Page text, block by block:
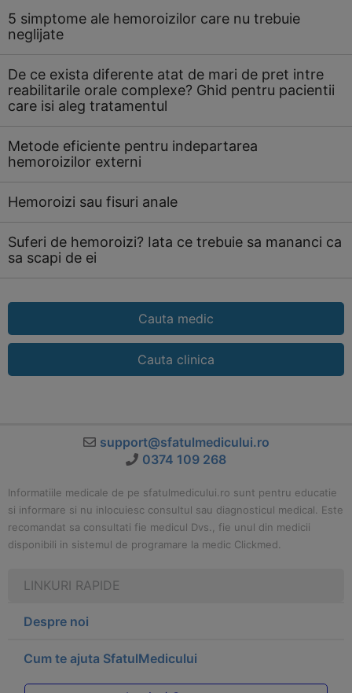
5 simptome ale hemoroizilor care nu trebuie
neglijate
De ce exista diferente atat de mari de pret intre
reabilitarile orale complexe? Ghid pentru pacientii
care isi aleg tratamentul
Metode eficiente pentru indepartarea
hemoroizilor externi
Hemoroizi sau fisuri anale
Suferi de hemoroizi? Iata ce trebuie sa mananci ca
sa scapi de ei
Cauta medic
Cauta clinica
support@sfatulmedicului.ro
0374 109 268
Informatiile medicale de pe sfatulmedicului.ro sunt pentru educatie
si informare si nu inlocuiesc consultul sau diagnosticul medical. Este
recomandat sa consultati fie medicul Dvs., fie unul din medicii
disponibili in sistemul de programare la medic Clickmed.
LINKURI RAPIDE
Despre noi
Cum te ajuta SfatulMedicului